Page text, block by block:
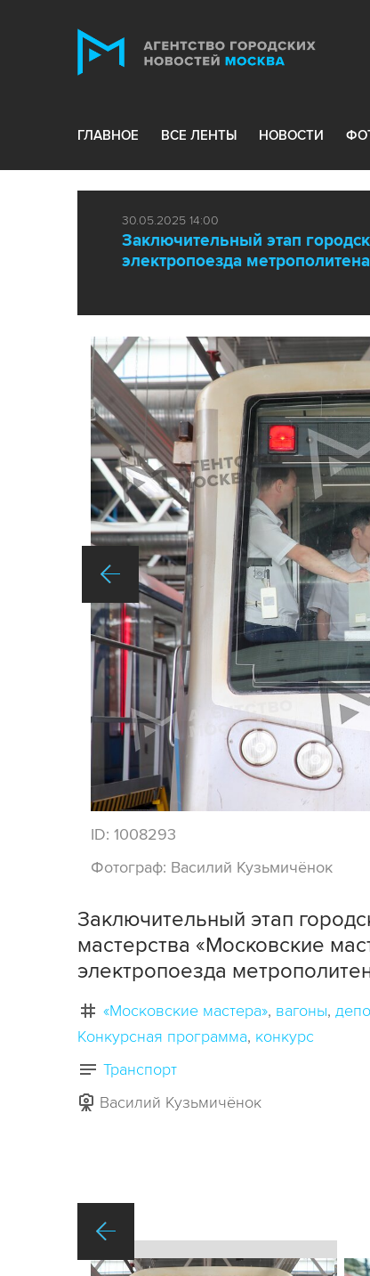
ГЛАВНОЕ ВСЕ ЛЕНТЫ НОВОСТИ
30.05.2025 14:00
Заключительный этап
электропоезда
ID: 1008293
Фотограф: Василий Кузьмичёнок
Заключительный этап
мастерства «Московские
электропоезда
«Московские мастера» вагоны депо
Конкурсная программа конкурс
Транспорт
Василий Кузьмичёнок